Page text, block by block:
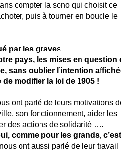
compter la sono qui choisit ce
puis à tourner en boucle le
par les graves
pays, les mises en question
sans oublier l’intention
modifier la loi de 1905 !
ont parlé de leurs motivations
son fonctionnement, aider les
des actions de solidarité ….
comme pour les grands, c’est
ont aussi parlé de leur travail